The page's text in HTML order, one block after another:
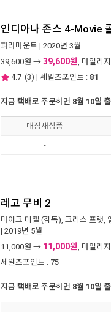
인디아나 존스 4-Movie
파라마운트 | 2020년 3월
39,600원 → 39,600원, 마일리지
4.7 (3) | 세일즈포인트 : 81
지금 택배로 주문하면 8월 10일
매장새상품
-
레고 무비 2
마이크 미첼 (감독), 크리스 프랫,
| 2019년 5월
11,000원 → 11,000원, 마일리지
세일즈포인트 : 75
지금 택배로 주문하면 8월 10일